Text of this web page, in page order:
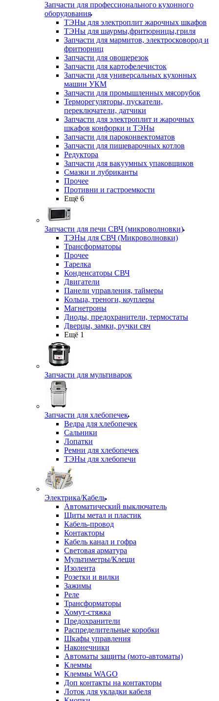
Запчасти для профессионального кухонного
оборудования
ТЭНы для электроплит жарочных шкафов
ТЭНы для шаурмы,фритюрницы,гриля
Запчасти для мармитов, электросковород и
фритюрниц
Запчасти для овощерезок
Запчасти для картофелечисток
Запчасти для универсальных кухонных
машин УКМ
Запчасти для промышленных мясорубок
Терморегуляторы, пускатели,
переключатели, датчики
Запчасти для электроплит и жарочных
шкафов конфорки и ТЭНы
Запчасти для пароконвектоматов
Запчасти для пищеварочных котлов
Редуктора
Запчасти для вакуумных упаковщиков
Смазки и лубриканты
Прочее
Противни и гастроемкости
Ещё 6
Запчасти для печи СВЧ (микроволновки)
ТЭНы для СВЧ (Микроволновки)
Трансформаторы
Прочее
Тарелка
Конденсаторы СВЧ
Двигатели
Панели управления, таймеры
Кольца, треноги, коуплеры
Магнетроны
Диоды, предохранители, термостаты
Дверцы, замки, ручки свч
Ещё 1
Запчасти для мультиварок
Запчасти для хлебопечек
Ведра для хлебопечек
Сальники
Лопатки
Ремни для хлебопечек
ТЭНы для хлебопечи
Электрика/Кабель
Автоматический выключатель
Щиты метал и пластик
Кабель-провод
Контакторы
Кабель канал и гофра
Световая арматура
Мультиметры/Клещи
Изолента
Розетки и вилки
Зажимы
Реле
Трансформаторы
Хомут-стяжка
Предохранители
Распределительные коробки
Шкафы управления
Наконечники
Автоматы защиты (мото-автоматы)
Клеммы
Клеммы WAGO
Доп контакты на контакторы
Лоток для укладки кабеля